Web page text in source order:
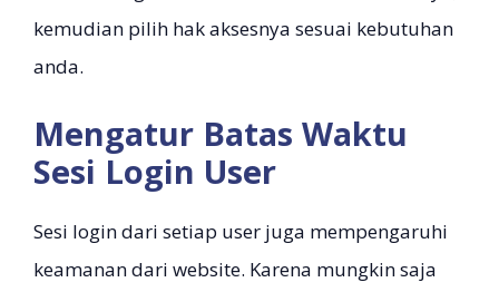
kemudian pilih hak aksesnya sesuai kebutuhan
anda.
Mengatur Batas Waktu
Sesi Login User
Sesi login dari setiap user juga mempengaruhi
keamanan dari website. Karena mungkin saja